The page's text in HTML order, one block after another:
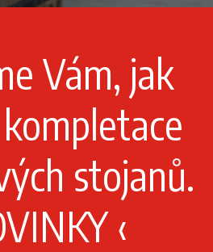
Vám, jak
stojanů.
‹